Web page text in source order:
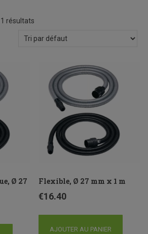
résultats
Ø 27
Flexible, Ø 27 mm x 1 m
€16.40
AJOUTER AU PANIER